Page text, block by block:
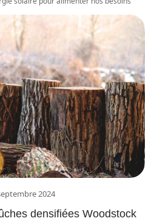
2024
densifiées Woodstock